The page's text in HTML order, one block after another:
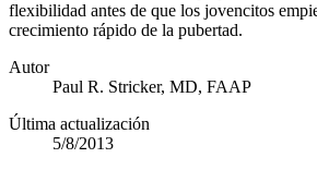
flexibilidad antes de que los jovencitos
crecimiento rápido de la pubertad.
Autor
Paul R. Stricker, MD, FAAP
Última actualización
5/8/2013